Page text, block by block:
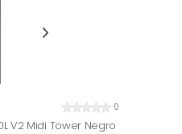
0
V2 Midi Tower Negro